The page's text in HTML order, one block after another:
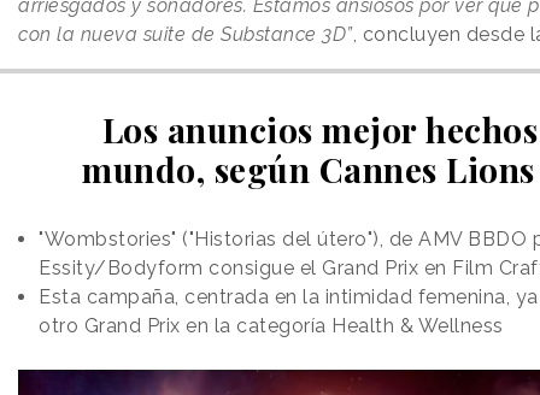
arriesgados y soñadores. Estamos ansiosos por ver qué
con la nueva suite de Substance 3D”, concluyen desde
Los anuncios mejor
mundo, según Cannes Lions
"Wombstories" ("Historias del útero"), de AMV BBDO
Essity/Bodyform consigue el Grand Prix en Film
Esta campaña, centrada en la intimidad femenina,
otro Grand Prix en la categoría Health & Wellness